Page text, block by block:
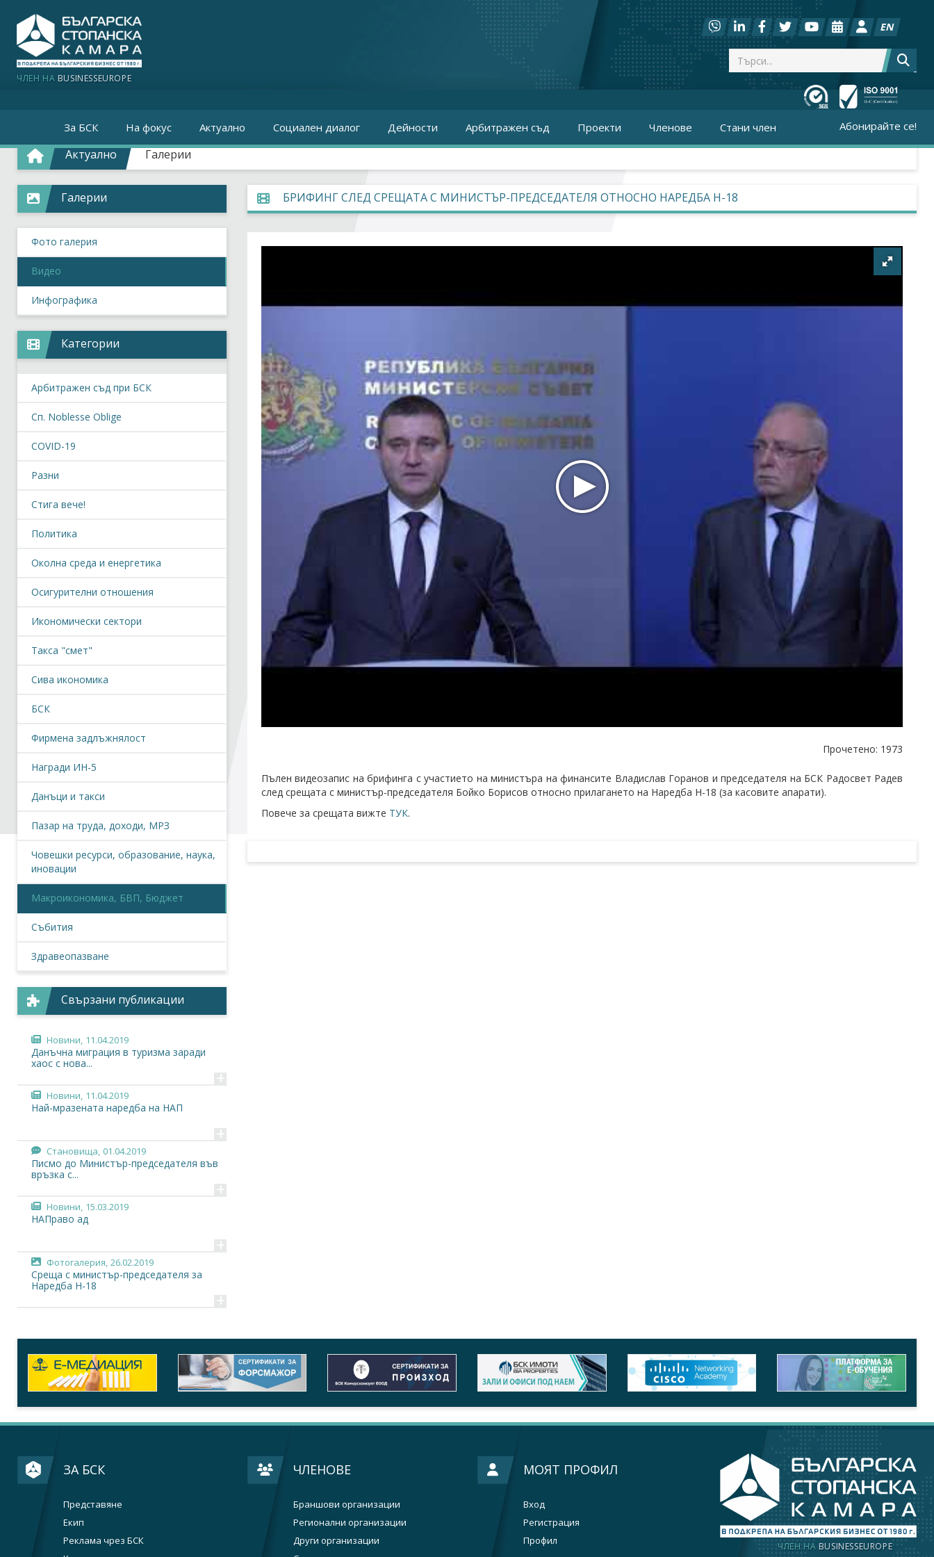
ЧЛЕН НА BUSINESSEUROPE
EN
За БСК На фокус Актуално Социален диалог Дейности Арбитражен съд Проекти Членове Стани член Абонирайте се!
Актуално Галерии
БРИФИНГ СЛЕД СРЕЩАТА С МИНИСТЪР-ПРЕДСЕДАТЕЛЯ ОТНОСНО НАРЕДБА Н-18
Прочетено: 1973
Пълен видеозапис на брифинга с участието на министъра на финансите Владислав Горанов и председателя на БСК Радосвет Радев
след срещата с министър-председателя Бойко Борисов относно прилагането на Наредба Н-18 (за касовите апарати).
Повече за срещата вижте ТУК.
Галерии
Фото галерия
Видео
Инфографика
Категории
Арбитражен съд при БСК
Сп. Noblesse Oblige
COVID-19
Разни
Стига вече!
Политика
Околна среда и енергетика
Осигурителни отношения
Икономически сектори
Такса "смет"
Сива икономика
БСК
Фирмена задлъжнялост
Награди ИН-5
Данъци и такси
Пазар на труда, доходи, МРЗ
Човешки ресурси, образование, наука,
иновации
Макроикономика, БВП, Бюджет
Събития
Здравеопазване
Свързани публикации
Новини, 11.04.2019
Данъчна миграция в туризма заради
хаос с нова...
+
Новини, 11.04.2019
Най-мразената наредба на НАП
+
Становища, 01.04.2019
Писмо до Министър-председателя във
връзка с...
+
Новини, 15.03.2019
НАПраво ад
+
Фотогалерия, 26.02.2019
Среща с министър-председателя за
Наредба Н-18
+
+
ЗА БСК
Представяне
Екип
Реклама чрез БСК
ЧЛЕНОВЕ
Браншови организации
Регионални организации
Други организации
МОЯТ ПРОФИЛ
Вход
Регистрация
Профил
ЧЛЕН НА BUSINESSEUROPE